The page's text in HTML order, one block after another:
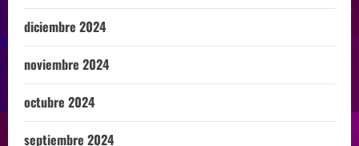
diciembre 2024
noviembre 2024
octubre 2024
septiembre 2024